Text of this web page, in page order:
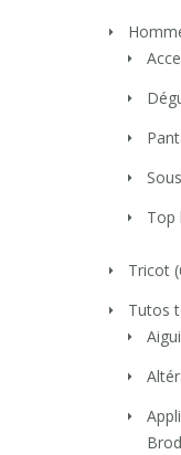
Top
Tricot
Tutos